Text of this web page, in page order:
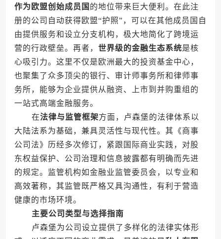
作为欧盟创始成员国 的地位带来巨大便利。在此注
册的公司自动获得欧盟“护照”，可以在其他成员国自
由提供服务和设立分支机构，极大地简化了跨境运
营的行政壁垒。再者， 世界级的金融生态系统是核
心吸引力。这里不仅是欧洲最大的投资基金中心，
也聚集了众多顶尖的银行、审计师事务所和律师事
务所，能够为企业提供从融资、上市到并购重组的
一站式高端金融服务。
在法律与监管框架方面，卢森堡的法律体系以
大陆法系为基础，兼具灵活性与现代性。其《商事
公司法》历经多次修订，紧跟国际商业实践，对股
东权益保护、公司治理和信息披露都有明确而先进
的规定。监管机构如金融业监管委员会，以专业和
高效著称，其监管既严格又具沟通性，有利于营造
健康的市场环境。
主要公司类型与选择指南
卢森堡为公司设立提供了多样化的法律实体形